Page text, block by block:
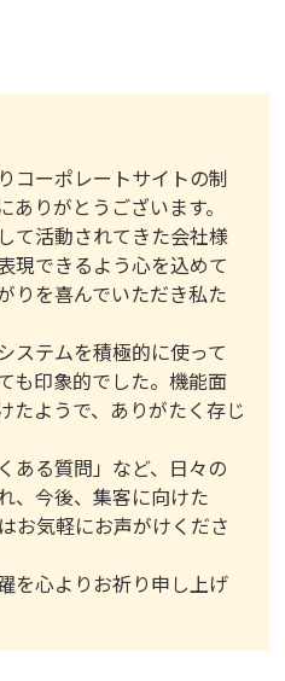
コーポレートサイトの制
りがとうございます。
て活動されてきた会社様
現できるよう心を込めて
りを喜んでいただき私た
ステムを積極的に使って
も印象的でした。機能面
たようで、ありがたく存じ
ある質問」など、日々の
、今後、集客に向けた
お気軽にお声がけくださ
を心よりお祈り申し上げ